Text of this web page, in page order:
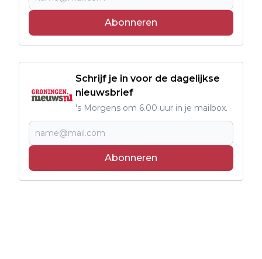
Abonneren
Schrijf je in voor de dagelijkse
nieuwsbrief
's Morgens om 6.00 uur in je mailbox.
Abonneren